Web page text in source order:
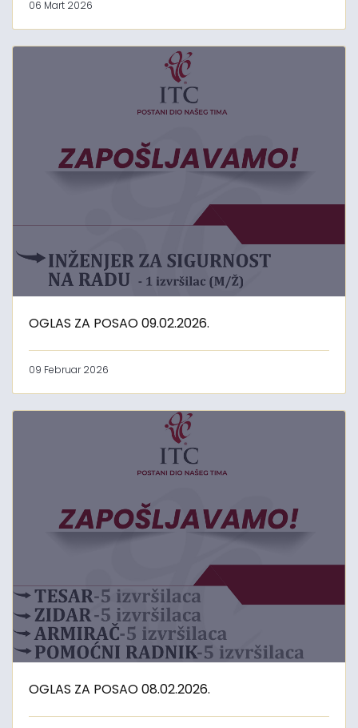
06 Mart 2026
OGLAS ZA POSAO 09.02.2026.
09 Februar 2026
OGLAS ZA POSAO 08.02.2026.